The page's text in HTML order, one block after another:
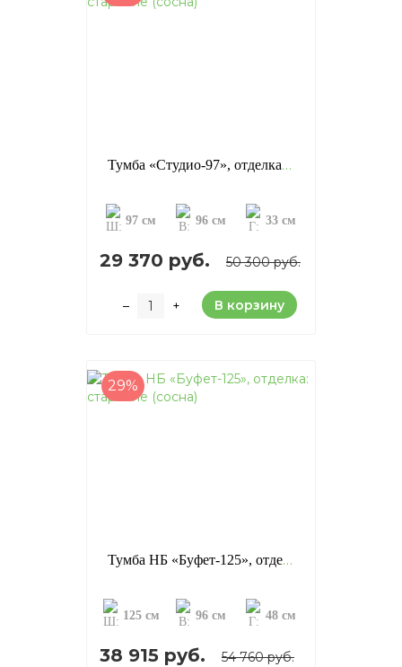
Тумба «Студио-97», отделка: старение (сосна)
97 см 96 см 33 см
29 370 руб. 50 300 руб.
– + В корзину
29%
Тумба НБ «Буфет-125», отделка: старение (сосна)
125 см 96 см 48 см
38 915 руб. 54 760 руб.